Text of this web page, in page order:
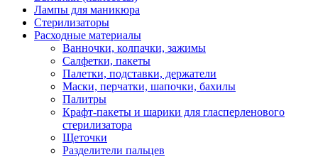
Лампы для маникюра
Стерилизаторы
Расходные материалы
Ванночки, колпачки, зажимы
Салфетки, пакеты
Палетки, подставки, держатели
Маски, перчатки, шапочки, бахилы
Палитры
Крафт-пакеты и шарики для гласперленового
стерилизатора
Щеточки
Разделители пальцев